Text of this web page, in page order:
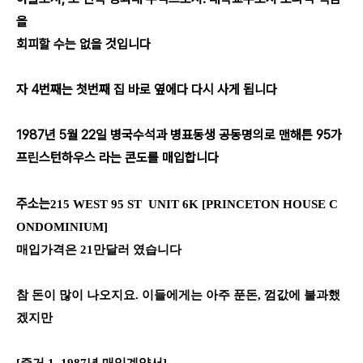
을
회피할 수는 없을 것입니다
자 4번째는 첫번째 집 바로 옆에다 다시 사게 됩니다
1987년 5월 22일 병국수석과 병표동생 공동명의로 맨해튼 95가
프린스턴하우스 라는 콘도를 매입합니다
주소는215 WEST 95 ST UNIT 6K [PRINCETON HOUSE C
ONDOMINIUM]
매입가격은 21만달러 였습니다
참 돈이 많이 나오지요. 이들에게는 아주 푼돈, 껌값에 불과했
겠지만